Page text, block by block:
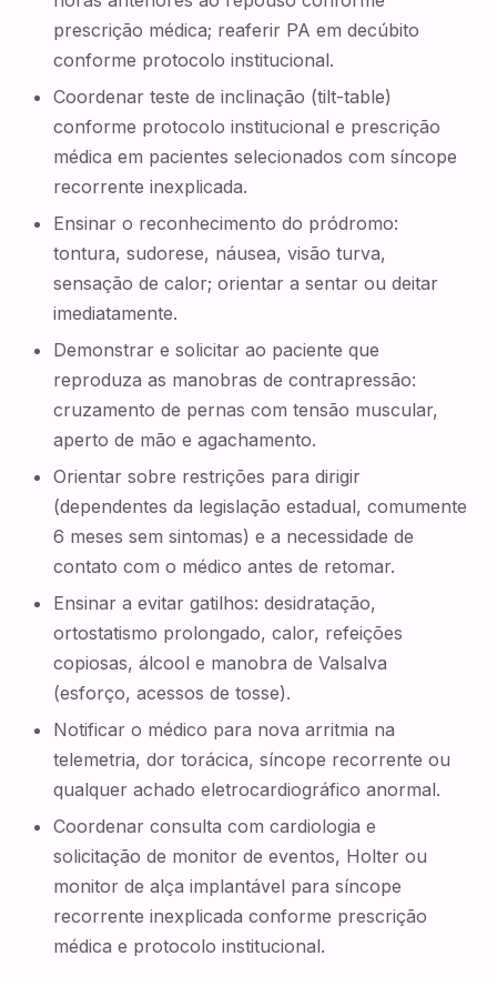
prescrição médica; reaferir PA em decúbito
conforme protocolo institucional.
Coordenar teste de inclinação (tilt-table)
conforme protocolo institucional e prescrição
médica em pacientes selecionados com síncope
recorrente inexplicada.
Ensinar o reconhecimento do pródromo:
tontura, sudorese, náusea, visão turva,
sensação de calor; orientar a sentar ou deitar
imediatamente.
Demonstrar e solicitar ao paciente que
reproduza as manobras de contrapressão:
cruzamento de pernas com tensão muscular,
aperto de mão e agachamento.
Orientar sobre restrições para dirigir
(dependentes da legislação estadual, comumente
6 meses sem sintomas) e a necessidade de
contato com o médico antes de retomar.
Ensinar a evitar gatilhos: desidratação,
ortostatismo prolongado, calor, refeições
copiosas, álcool e manobra de Valsalva
(esforço, acessos de tosse).
Notificar o médico para nova arritmia na
telemetria, dor torácica, síncope recorrente ou
qualquer achado eletrocardiográfico anormal.
Coordenar consulta com cardiologia e
solicitação de monitor de eventos, Holter ou
monitor de alça implantável para síncope
recorrente inexplicada conforme prescrição
médica e protocolo institucional.